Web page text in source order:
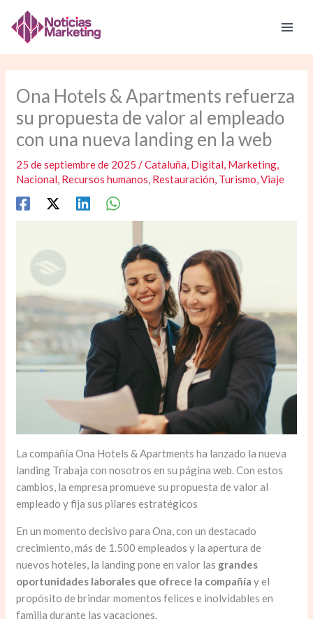
contenido
Ona Hotels & Apartments refuerza
su propuesta de valor al empleado
con una nueva landing en la web
25 de septiembre de 2025/Cataluña, Digital, Marketing,
Nacional, Recursos humanos, Restauración, Turismo,Viaje
La compañía Ona Hotels & Apartments ha lanzado la nueva
landing Trabaja con nosotros en su página web. Con estos
cambios, la empresa promueve su propuesta de valor al
empleado y fija sus pilares estratégicos
En un momento decisivo para Ona, con un destacado
crecimiento, más de 1.500 empleados y la apertura de
nuevos hoteles, la landing pone en valor las grandes
oportunidades laborales que ofrece la compañía y el
propósito de brindar momentos felices e inolvidables en
familia durante las vacaciones.